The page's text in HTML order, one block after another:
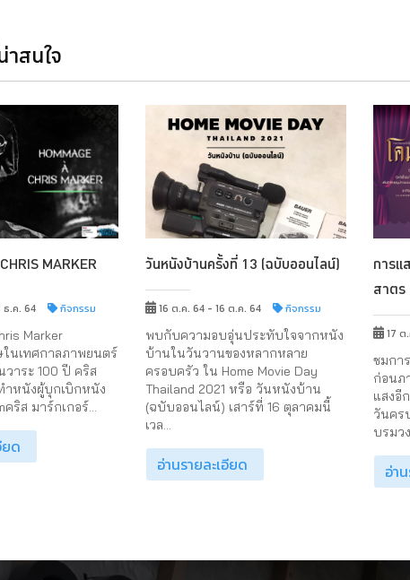
สนใจ
MARKER
ธ.ค. 64 กิจกรรม
Marker
นเทศกาลภาพยนตร์
าระ 100 ปี คริส
ำหนังผู้บุกเบิกหนัง
ริส มาร์กเกอร์...
ยด
วันหนังบ้านครั้งที่ 13 (ฉบับออนไลน์)
16 ต.ค. 64 - 16 ต.ค. 64 กิจกรรม
พบกับความอบอุ่นประทับใจจากหนัง
บ้านในวันวานของหลากหลาย
ครอบครัว ใน Home Movie Day
Thailand 2021 หรือ วันหนังบ้าน
(ฉบับออนไลน์) เสาร์ที่ 16 ตุลาคมนี้
เวล...
อ่านรายละเอียด
การแ
สาตร
17 ต
ชมกา
ก่อนภ
แสงอี
วันคร
บรมว
อ่า